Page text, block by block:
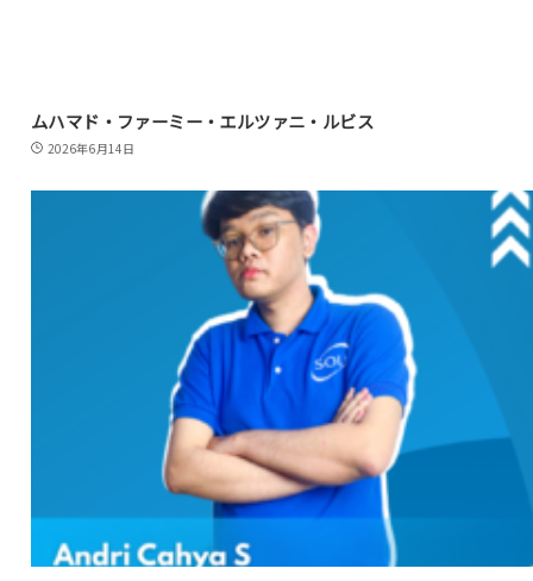
ムハマド・ファーミー・エルツァニ・ルビス
2026年6月14日